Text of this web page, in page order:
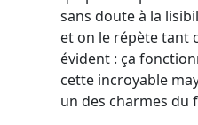
sans doute à la
et on le répète tant
évident : ça
cette incroyable
un des charmes du